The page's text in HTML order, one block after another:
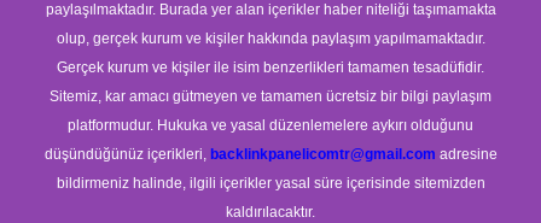
paylaşılmaktadır. Burada yer alan içerikler haber niteliği taşımamakta
olup, gerçek kurum ve kişiler hakkında paylaşım yapılmamaktadır.
Gerçek kurum ve kişiler ile isim benzerlikleri tamamen tesadüfidir.
Sitemiz, kar amacı gütmeyen ve tamamen ücretsiz bir bilgi paylaşım
platformudur. Hukuka ve yasal düzenlemelere aykırı olduğunu
düşündüğünüz içerikleri, backlinkpanelicomtr@gmail.com adresine
bildirmeniz halinde, ilgili içerikler yasal süre içerisinde sitemizden
kaldırılacaktır.